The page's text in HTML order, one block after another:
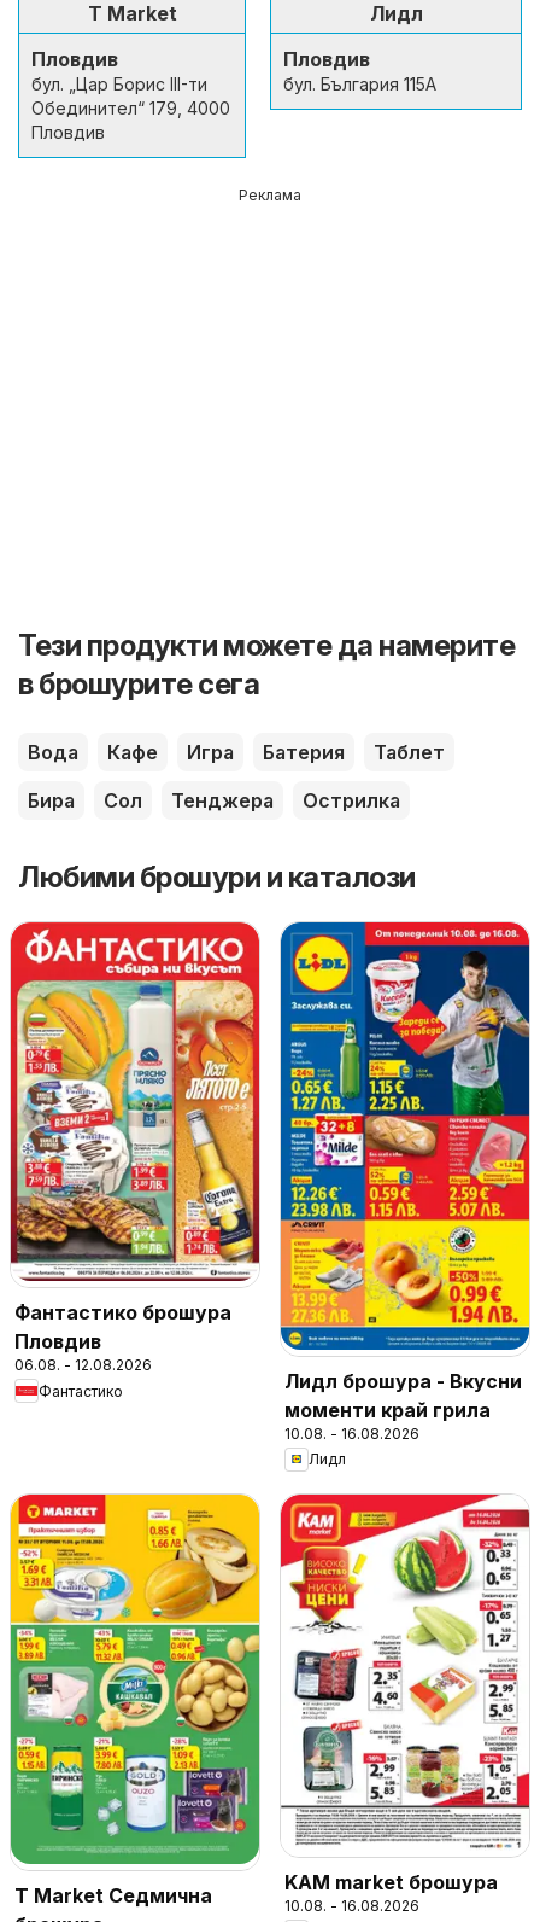
T Market
Пловдив
бул. „Цар Борис III-ти
Обединител“ 179, 4000
Пловдив
Лидл
Пловдив
бул. България 115А
Реклама
Тези продукти можете да намерите
в брошурите сега
Вода Кафе Игра Батерия
Таблет
Бира
Сол Тенджера Острилка
Любими брошури и каталози
Фантастико брошура
Пловдив
06.08. - 12.08.2026
Фантастико
Лидл брошура - Вкусни
моменти край грила
10.08. - 16.08.2026
Лидл
T Market Седмична
KAM market брошура
10.08. - 16.08.2026